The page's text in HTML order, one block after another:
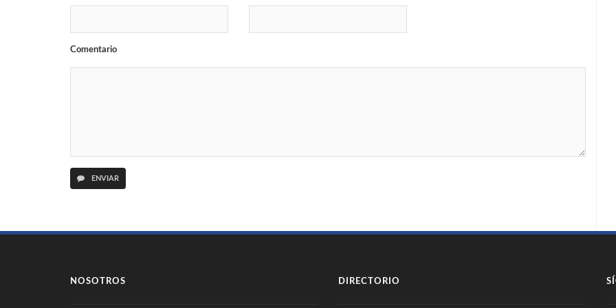
Comentario
ENVIAR
NOSOTROS DIRECTORIO